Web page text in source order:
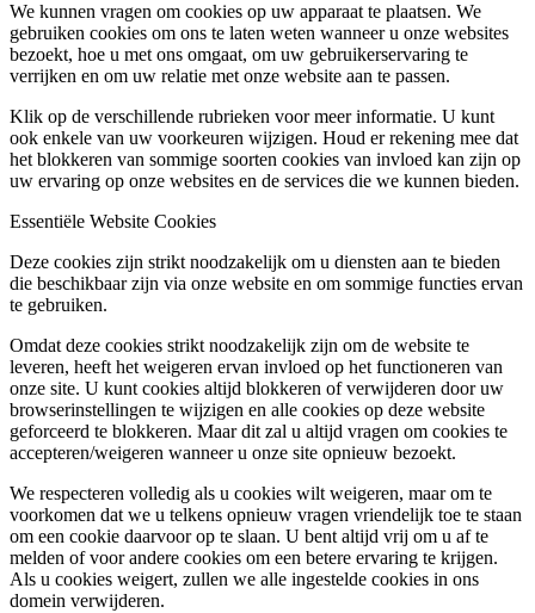
We kunnen vragen om cookies op uw apparaat te plaatsen. We
gebruiken cookies om ons te laten weten wanneer u onze websites
bezoekt, hoe u met ons omgaat, om uw gebruikerservaring te
verrijken en om uw relatie met onze website aan te passen.
Klik op de verschillende rubrieken voor meer informatie. U kunt
ook enkele van uw voorkeuren wijzigen. Houd er rekening mee dat
het blokkeren van sommige soorten cookies van invloed kan zijn op
uw ervaring op onze websites en de services die we kunnen bieden.
Essentiële Website Cookies
Deze cookies zijn strikt noodzakelijk om u diensten aan te bieden
die beschikbaar zijn via onze website en om sommige functies ervan
te gebruiken.
Omdat deze cookies strikt noodzakelijk zijn om de website te
leveren, heeft het weigeren ervan invloed op het functioneren van
onze site. U kunt cookies altijd blokkeren of verwijderen door uw
browserinstellingen te wijzigen en alle cookies op deze website
geforceerd te blokkeren. Maar dit zal u altijd vragen om cookies te
accepteren/weigeren wanneer u onze site opnieuw bezoekt.
We respecteren volledig als u cookies wilt weigeren, maar om te
voorkomen dat we u telkens opnieuw vragen vriendelijk toe te staan
om een cookie daarvoor op te slaan. U bent altijd vrij om u af te
melden of voor andere cookies om een betere ervaring te krijgen.
Als u cookies weigert, zullen we alle ingestelde cookies in ons
domein verwijderen.